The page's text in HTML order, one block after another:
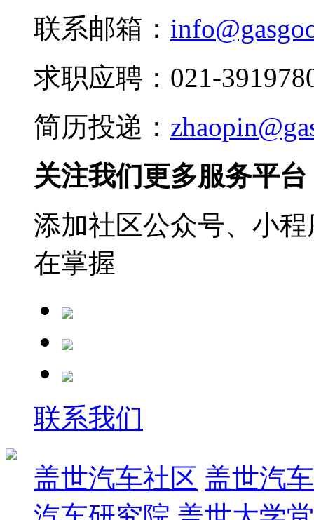
联系邮箱：
求职应聘：021-
简历投递：
关注我们更多服务平台
添加社区公众号、小
在掌握
联系我们
盖世汽车社区 盖世汽